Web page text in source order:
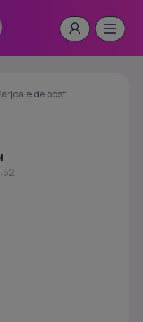
de post